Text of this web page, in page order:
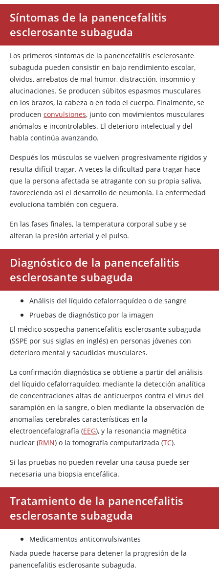
Síntomas de la panencefalitis
esclerosante subaguda
Los primeros síntomas de la panencefalitis esclerosante
subaguda pueden consistir en bajo rendimiento escolar,
olvidos, arrebatos de mal humor, distracción, insomnio y
alucinaciones. Se producen súbitos espasmos musculares
en los brazos, la cabeza o en todo el cuerpo. Finalmente, se
producen convulsiones, junto con movimientos musculares
anómalos e incontrolables. El deterioro intelectual y del
habla continúa avanzando.
Después los músculos se vuelven progresivamente rígidos y
resulta difícil tragar. A veces la dificultad para tragar hace
que la persona afectada se atragante con su propia saliva,
favoreciendo así el desarrollo de neumonía. La enfermedad
evoluciona también con ceguera.
En las fases finales, la temperatura corporal sube y se
alteran la presión arterial y el pulso.
Diagnóstico de la panencefalitis
esclerosante subaguda
Análisis del líquido cefalorraquídeo o de sangre
Pruebas de diagnóstico por la imagen
El médico sospecha panencefalitis esclerosante subaguda
(SSPE por sus siglas en inglés) en personas jóvenes con
deterioro mental y sacudidas musculares.
La confirmación diagnóstica se obtiene a partir del análisis
del líquido cefalorraquídeo, mediante la detección analítica
de concentraciones altas de anticuerpos contra el virus del
sarampión en la sangre, o bien mediante la observación de
anomalías cerebrales características en la
electroencefalografía (EEG), y la resonancia magnética
nuclear (RMN) o la tomografía computarizada (TC).
Si las pruebas no pueden revelar una causa puede ser
necesaria una biopsia encefálica.
Tratamiento de la panencefalitis
esclerosante subaguda
Medicamentos anticonvulsivantes
Nada puede hacerse para detener la progresión de la
panencefalitis esclerosante subaguda.